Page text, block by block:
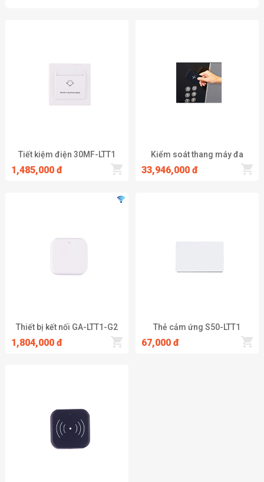
Tiết kiệm điện 30MF-LTT1
1,485,000 đ
Kiểm soát thang máy đa
tầng A90-LTT1
33,946,000 đ
Thiết bị kết nối GA-LTT1-G2
1,804,000 đ
Thẻ cảm ứng S50-LTT1
67,000 đ